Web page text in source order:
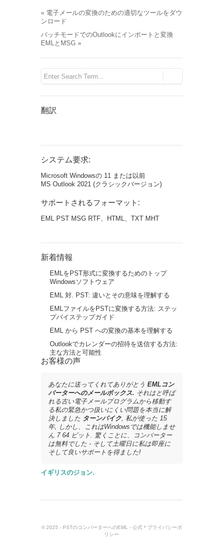
«電子メールの変換のための適切なツールをダウ
ンロード
バッチモードでのOutlookにインポートと変換
EMLとMSG »
翻訳
システム要求:
Microsoft Windowsの 11 または以前
MS Outlook 2021 (クラシックバージョン)
サポートされるフォーマット:
EML PST MSG RTF、HTML、TXT MHT
新着情報
EMLをPST形式に変換するためのトップ
Windowsソフトウェア
EML 対. PST: 違いとその意味を理解する
EMLファイルをPSTに変換する方法: ステッ
プバイステップガイド
EML から PST への変換の基本を理解する
Outlookでカレンダーの招待を送信する方法:
主な方法と可能性
お客様の声
あなたに送ってくれてありがとう EMLコン
バーターへのメールボックス. それはと呼ば
れる古い電子メールプログラムから移動す
る私の緊急かつ扱いにくい問題を本当に解
決しました ターンパイク, 私が使った 15
年, しかし、これはWindowsでは機能しませ
ん 7 64 ビット. 驚くことに、コンバーター
は無料でした - そして土曜日に私は即座に
そして良いサポートを得ました!
イギリスのジョン.
© 2025 - PSTのコンバーターへのEML - 公式 * プライバシーポ
リシー